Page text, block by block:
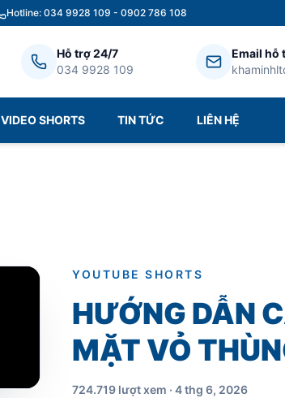
Hotline: 034 9928 109 - 0902 786 108
Hỗ trợ 24/7
034 9928 109
Email hỗ
VIDEO SHORTS TIN TỨC LIÊN HỆ
YOUTUBE SHORTS
HƯỚNG DẪN
MẶT VỎ
724.719 lượt xem · 4 thg 6, 2026